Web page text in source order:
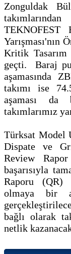
Zonguldak
Yarışması'nın
Kritik Tasarım
geçti. Baraj
aşamasında
takımı ise
aşaması da
takımlarımız
Türksat Model
Dispate ve
Review
başarısıyla
Raporu (QR)
olmaya bir
bağlı olarak
netlik